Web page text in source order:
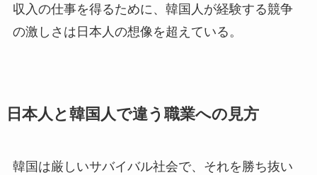
収入の仕事を得るために、韓国人が経験する競争
の激しさは日本人の想像を超えている。
日本人と韓国人で違う職業への見方
韓国は厳しいサバイバル社会で、それを勝ち抜い